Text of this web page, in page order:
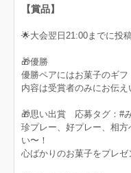
【賞品】
🌟大会翌日21:00までに投
🎁優勝
優勝ペアにはお菓子のギフ
内容は受賞者のみにお伝え
🎁思い出賞 応募タグ：#
珍プレー、好プレー、相
い〜！
心ばかりのお菓子をプレ